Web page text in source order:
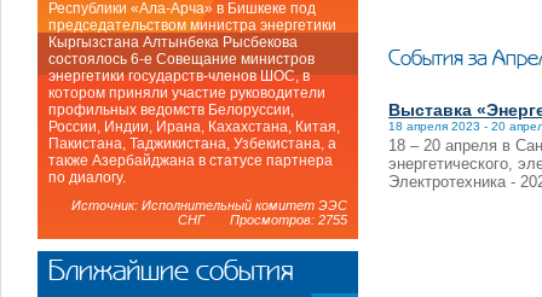
События за
Выставка
18 апреля 2023 - 20
18 – 20 апреля в
энергетического,
Электротехника -
Республики «Ала-Арча» в Бишкеке под
председательством министра энергетики
Кыргызстана Алтынбека Рысбекова
состоялось 6-е Совещание министров
энергетики государств-членов ШОС, в
котором приняли участие руководители
профильных ведомств Белоруссии,
России, Индии, Ирана, Кахахстана, Китая,
Пакистана, Таджикистана, Узбекистана, а
также Азербайджана в статусе партнера
по диалогу.
Источник: Исполнительный комитет ЭЭС
СНГ Просмотров: 2755
Ближайшие события